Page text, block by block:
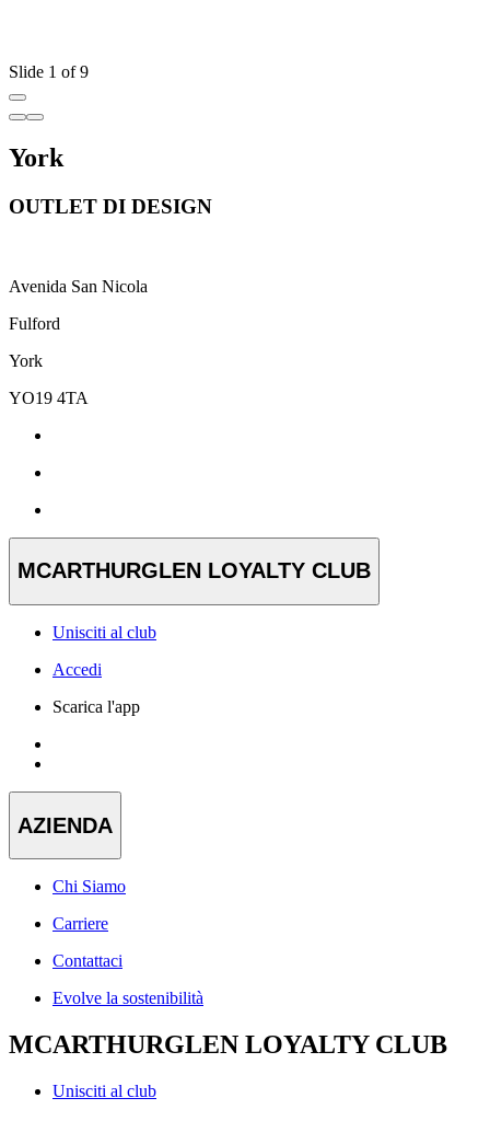
Slide 1 of 9
York
OUTLET DI DESIGN
Avenida San Nicola
Fulford
York
YO19 4TA
MCARTHURGLEN LOYALTY CLUB
Unisciti al club
Accedi
Scarica l'app
AZIENDA
Chi Siamo
Carriere
Contattaci
Evolve la sostenibilità
MCARTHURGLEN LOYALTY CLUB
Unisciti al club